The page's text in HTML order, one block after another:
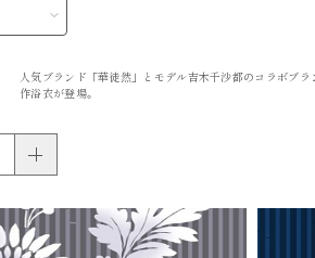
人気ブランド「華徒然」とモデル吉木千沙都のコラボブ
作浴衣が登場。